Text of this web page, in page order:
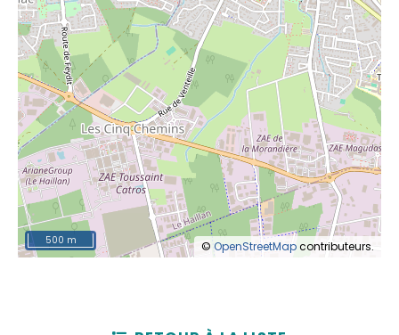
© OpenStreetMapcontributeurs.
500 m